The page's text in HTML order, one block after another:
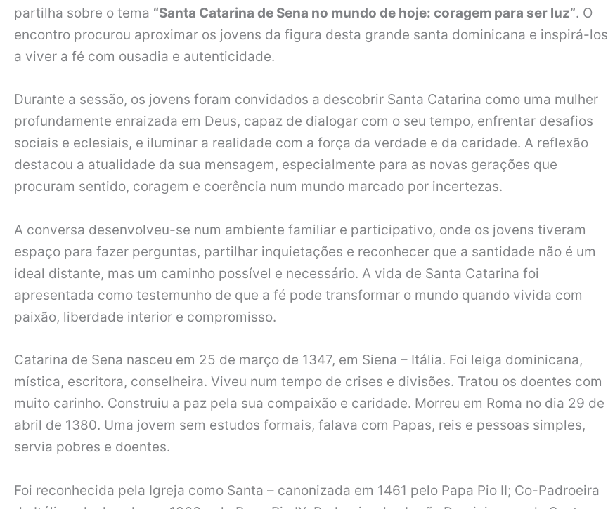
partilha sobre o tema “Santa Catarina de Sena no mundo de hoje: coragem para ser luz”. O
encontro procurou aproximar os jovens da figura desta grande santa dominicana e inspirá-los
a viver a fé com ousadia e autenticidade.
Durante a sessão, os jovens foram convidados a descobrir Santa Catarina como uma mulher
profundamente enraizada em Deus, capaz de dialogar com o seu tempo, enfrentar desafios
sociais e eclesiais, e iluminar a realidade com a força da verdade e da caridade. A reflexão
destacou a atualidade da sua mensagem, especialmente para as novas gerações que
procuram sentido, coragem e coerência num mundo marcado por incertezas.
A conversa desenvolveu-se num ambiente familiar e participativo, onde os jovens tiveram
espaço para fazer perguntas, partilhar inquietações e reconhecer que a santidade não é um
ideal distante, mas um caminho possível e necessário. A vida de Santa Catarina foi
apresentada como testemunho de que a fé pode transformar o mundo quando vivida com
paixão, liberdade interior e compromisso.
Catarina de Sena nasceu em 25 de março de 1347, em Siena – Itália. Foi leiga dominicana,
mística, escritora, conselheira. Viveu num tempo de crises e divisões. Tratou os doentes com
muito carinho. Construiu a paz pela sua compaixão e caridade. Morreu em Roma no dia 29 de
abril de 1380. Uma jovem sem estudos formais, falava com Papas, reis e pessoas simples,
servia pobres e doentes.
Foi reconhecida pela Igreja como Santa – canonizada em 1461 pelo Papa Pio II; Co-Padroeira